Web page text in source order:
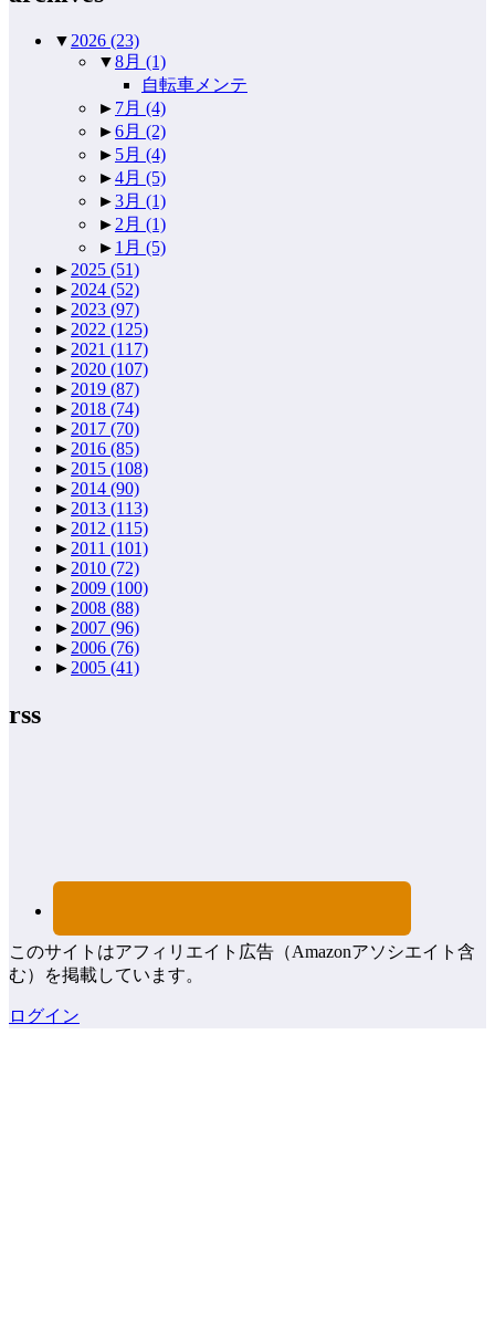
▼ 2026 (23)
▼8月 (1)
自転車メンテ
► 7月 (4)
►6月 (2)
► 5月 (4)
►4月 (5)
►3月 (1)
► 2月 (1)
► 1月 (5)
► 2025 (51)
► 2024 (52)
► 2023 (97)
► 2022 (125)
► 2021 (117)
► 2020 (107)
► 2019 (87)
► 2018 (74)
► 2017 (70)
► 2016 (85)
► 2015 (108)
► 2014 (90)
► 2013 (113)
► 2012 (115)
► 2011 (101)
► 2010 (72)
► 2009 (100)
► 2008 (88)
► 2007 (96)
► 2006 (76)
► 2005 (41)
rss
このサイトはアフィリエイト広告（Amazonアソシエイト含
む）を掲載しています。
ログイン